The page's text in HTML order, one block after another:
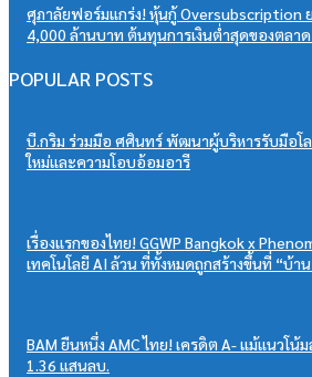
ศุภาลัยฟอร์มแกร่ง! หุ้นกู้ Oversubscription
4,000 ล้านบาท ต้นทุนการเงินต่ำสุดของตลา
POPULAR POSTS
บี.กริม ร่วมมือ ศศินทร์ พัฒนาผู้บริหารรับมือโ
ใหม่และความโอบอ้อมอารี
เรื่องแรกของไทย! GGWP Bangkok x
เทคโนโลยี AI ล้วน ที่ทั้งหมดถูกสร้างขึ้นที่ “บ้า
BAM ยืนหนึ่ง AMC ไทย! เครดิต A- แม้แนวโ
1.36 แสนลบ.